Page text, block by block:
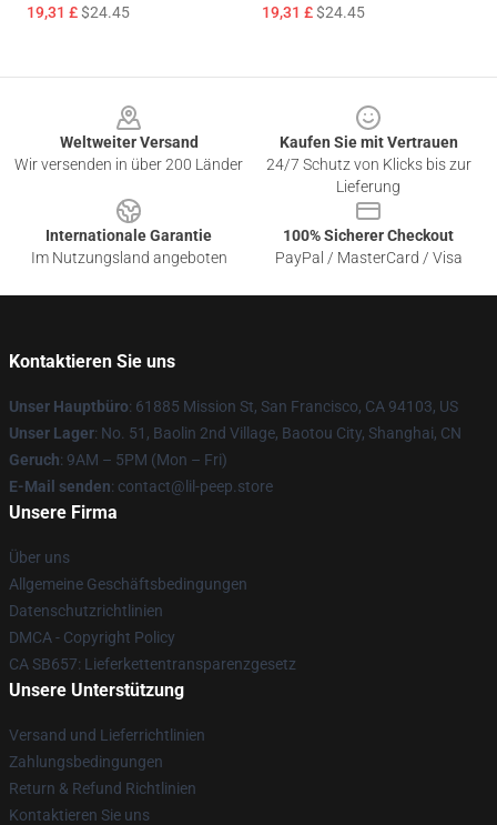
19,31 £$24.45 19,31 £$24.45
Weltweiter Versand
Wir versenden in über 200 Länder
Kaufen Sie mit Vertrauen
24/7 Schutz von Klicks bis zur
Lieferung
Internationale Garantie
Im Nutzungsland angeboten
100% Sicherer Checkout
PayPal / MasterCard / Visa
Kontaktieren Sie uns
Unser Hauptbüro: 61885 Mission St, San Francisco, CA 94103, US
Unser Lager: No. 51, Baolin 2nd Village, Baotou City, Shanghai, CN
Geruch: 9AM – 5PM (Mon – Fri)
E-Mail senden: contact@lil-peep.store
Unsere Firma
Über uns
Allgemeine Geschäftsbedingungen
Datenschutzrichtlinien
DMCA - Copyright Policy
CA SB657: Lieferkettentransparenzgesetz
Unsere Unterstützung
Versand und Lieferrichtlinien
Zahlungsbedingungen
Return & Refund Richtlinien
Kontaktieren Sie uns